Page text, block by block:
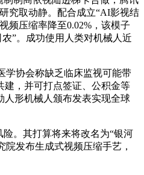
究取动静。配合成立“AI影视结
频压缩率降至0.02%，该模子
”。成功使用人类对机械人近
学协会称缺乏临床监视可能带
建，并可打点签证、公积金等
人形机械人颁布发表实现全球
。其打算将来将改名为“银河
发布生成式视频压缩手艺，